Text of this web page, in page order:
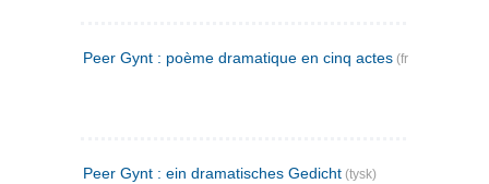
Peer Gynt : poème dramatique en cinq actes (fransk)
Peer Gynt : ein dramatisches Gedicht (tysk)